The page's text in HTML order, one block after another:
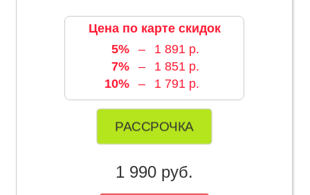
Цена по карте скидок
5%
–
1 891 р.
7%
–
1 851 р.
10%
– 1 791 р.
РАССРОЧКА
1 990 руб.